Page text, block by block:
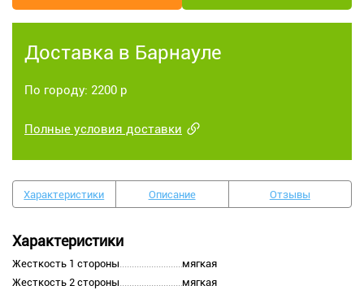
Доставка в Барнауле
По городу: 2200 р
Полные условия доставки
Характеристики Описание Отзывы
Характеристики
Жесткость 1 стороны
мягкая
Жесткость 2 стороны
мягкая